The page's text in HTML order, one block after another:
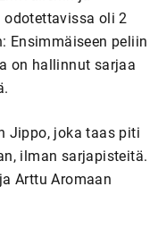
odotettavissa oli 2
Ensimmäiseen peliin
on hallinnut sarjaa
Jippo, joka taas piti
ilman sarjapisteitä.
Arttu Aromaan